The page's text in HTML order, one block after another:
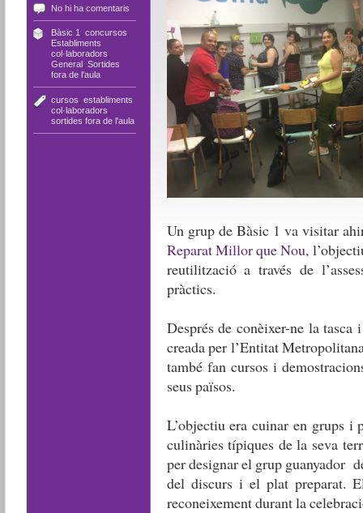
No hi ha comentaris
Bàsic 1 concursos
Establiments
col·laboradors
General, Sortides
fora de l'aula
cursos establiments
col·laboradors
sortides fora de l'aula
Un grup de Bàsic 1 va visitar
Reparat Millor que Nou,
reutilització a través de
pràctics.
Després de conèixer-ne la
creada per l’Entitat
també fan cursos i
seus països.
L’objectiu era cuinar en grups i
culinàries típiques de la seva
per designar el grup guanyador
del discurs i el plat preparat.
reconeixement durant la